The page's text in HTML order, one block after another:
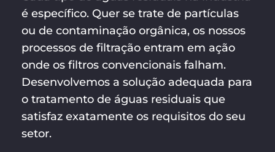
é específico. Quer se trate de partículas
ou de contaminação orgânica, os nossos
processos de filtração entram em ação
onde os filtros convencionais falham.
Desenvolvemos a solução adequada para
o tratamento de águas residuais que
satisfaz exatamente os requisitos do seu
setor.